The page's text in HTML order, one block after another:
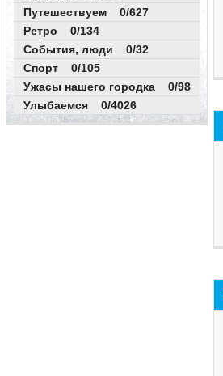
Путешествуем 0/627
Ретро 0/134
События, люди 0/32
Спорт 0/105
Ужасы нашего городка 0/98
Улыбаемся 0/4026